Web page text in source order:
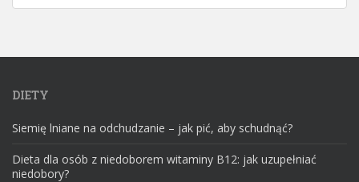
DIETY
Siemię lniane na odchudzanie – jak pić, aby schudnąć?
Dieta dla osób z niedoborem witaminy B12: jak uzupełniać
niedobory?